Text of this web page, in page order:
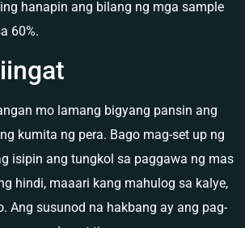
hanapin ang bilang ng mga sample
60%.
mo lamang bigyang pansin ang
kumita ng pera. Bago mag-set up ng
isipin ang tungkol sa paggawa ng mas
hindi, maaari kang mahulog sa kalye,
Ang susunod na hakbang ay ang pag-